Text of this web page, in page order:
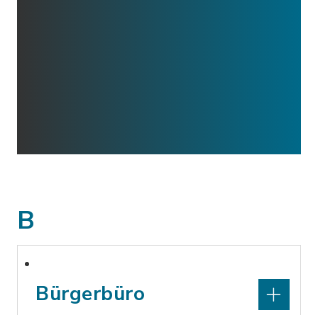
B
Bürgerbüro